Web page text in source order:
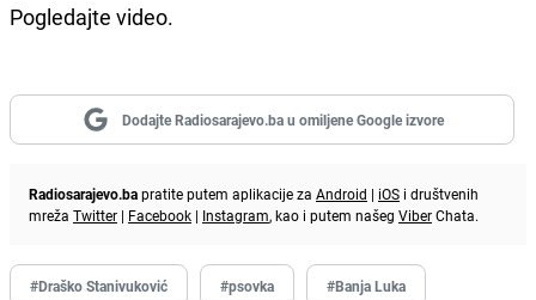
Pogledajte video.
Dodajte Radiosarajevo.ba u omiljene Google izvore
Radiosarajevo.bapratite putem aplikacije za Android | iOS i društvenih
mreža Twitter | Facebook | Instagram, kao i putem našeg ViberChata.
#Draško Stanivuković #psovka #Banja Luka